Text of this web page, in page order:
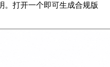
。打开一个即可生成合规版